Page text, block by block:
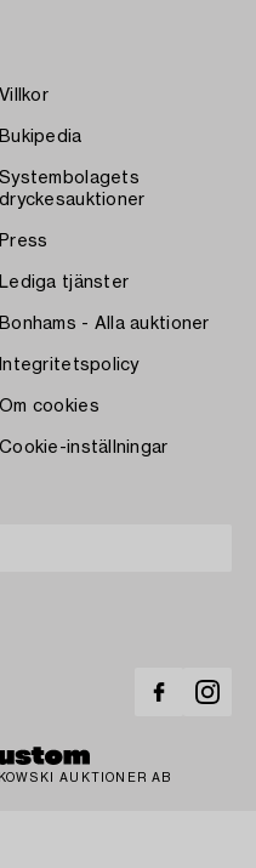
Villkor
Bukipedia
Systembolagets
dryckesauktioner
Press
Lediga tjänster
Bonhams - Alla auktioner
Integritetspolicy
Om cookies
Cookie-inställningar
AUKTIONER AB